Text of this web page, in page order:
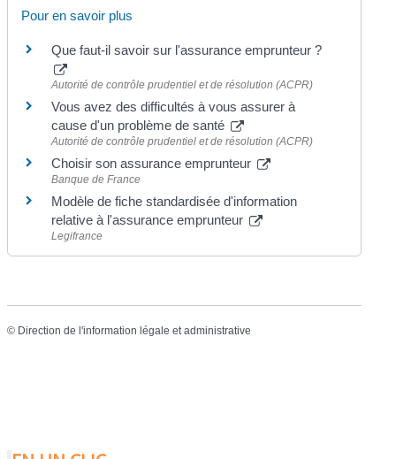
Pour en savoir plus
Que faut-il savoir sur l'assurance emprunteur ?
Autorité de contrôle prudentiel et de résolution (ACPR)
Vous avez des difficultés à vous assurer à
cause d'un problème de santé
Autorité de contrôle prudentiel et de résolution (ACPR)
Choisir son assurance emprunteur
Banque de France
Modèle de fiche standardisée d'information
relative à l'assurance emprunteur
Legifrance
© Direction de l'information légale et administrative